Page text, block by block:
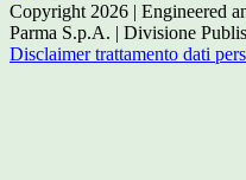
Copyright 2026 | Engineered
Parma S.p.A. | Divisione
Disclaimer trattamento dati